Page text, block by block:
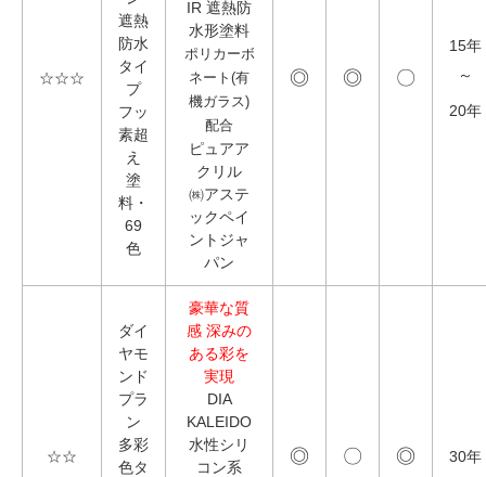
☆☆☆
遮熱
防水
タイ
プ
フッ
素超
え
塗
料・
69
色
IR 遮熱防
水形塗料
ポリカーボ
ネート(有
機ガラス)
配合
ピュアア
クリル
㈱アステ
ックペイ
ントジャ
パン
◎ ◎ 〇
15年
～
20年
☆☆
ダイ
ヤモ
ンド
プラ
ン
多彩
色タ
豪華な質
感 深みの
ある彩を
実現
DIA
KALEIDO
水性シリ
コン系
◎ 〇 ◎ 30年